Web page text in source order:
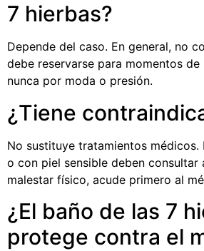
7 hierbas?
Depende del caso. En general, no
debe reservarse para momentos de
nunca por moda o presión.
¿Tiene
No sustituye tratamientos médicos.
o con piel sensible deben consultar
malestar físico, acude primero al
¿El baño de las 7
protege contra el